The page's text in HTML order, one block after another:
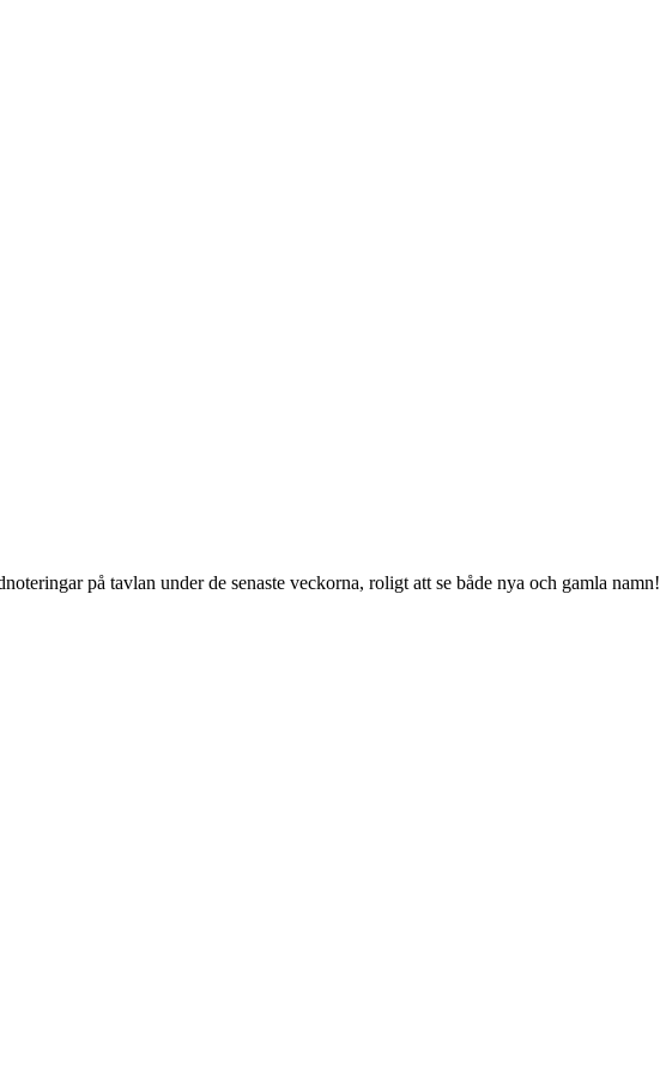
på tavlan under de senaste veckorna, roligt att se både nya och gamla namn!